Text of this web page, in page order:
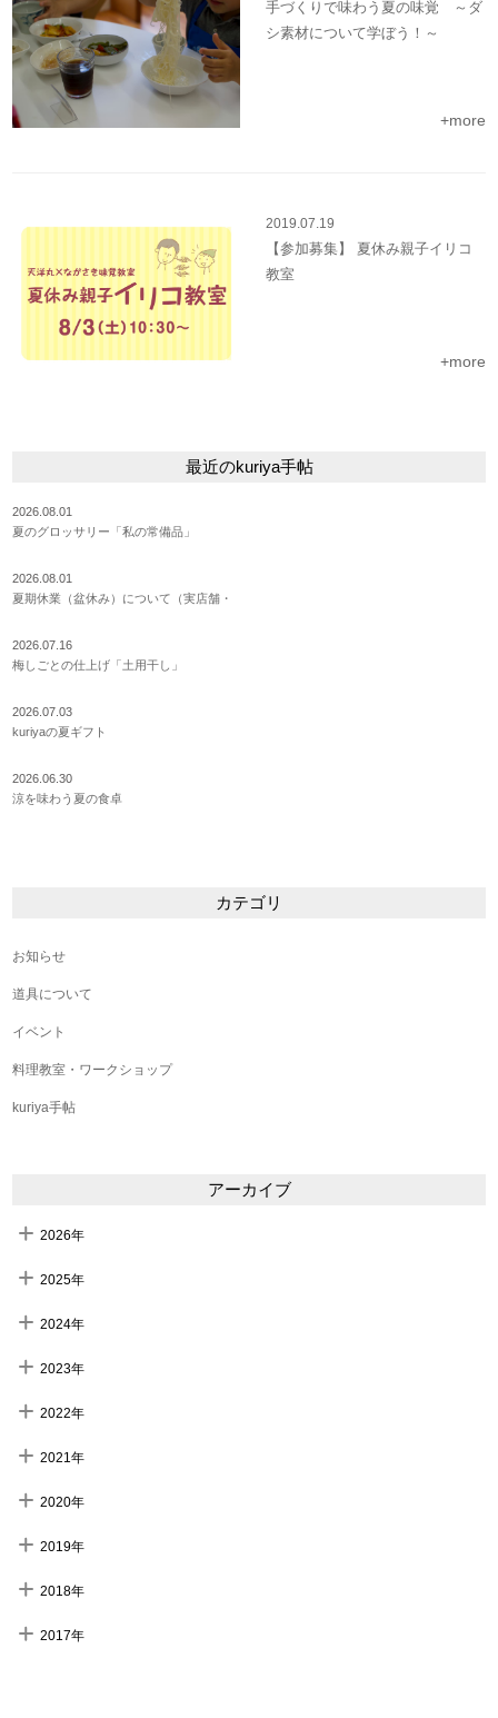
手づくりで味わう夏の味覚 ～ダ
シ素材について学ぼう！～
+more
2019.07.19
【参加募集】 夏休み親子イリコ
教室
+more
最近のkuriya手帖
2026.08.01
夏のグロッサリー「私の常備品」
2026.08.01
夏期休業（盆休み）について（実店舗・
2026.07.16
梅しごとの仕上げ「土用干し」
2026.07.03
kuriyaの夏ギフト
2026.06.30
涼を味わう夏の食卓
カテゴリ
お知らせ
道具について
イベント
料理教室・ワークショップ
kuriya手帖
アーカイブ
2026年
2025年
2024年
2023年
2022年
2021年
2020年
2019年
2018年
2017年